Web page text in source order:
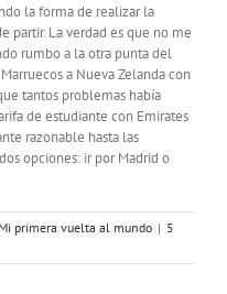
la forma de realizar la
La verdad es que no me
rumbo a la otra punta del
a Nueva Zelanda con
tantos problemas había
de estudiante con Emirates
razonable hasta las
opciones: ir por Madrid o
Mi primera vuelta al mundo | 5